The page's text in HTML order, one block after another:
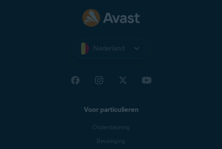
Nederland
Voor particulieren
Ondersteuning
Beveiliging